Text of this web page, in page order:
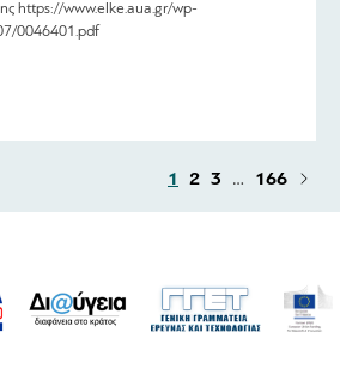
https://www.elke.aua.gr/wp-
0046401.pdf
1 2 3 … 166